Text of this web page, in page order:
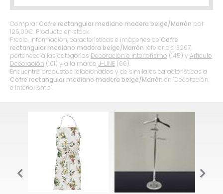
Comprar Cofre rectangular mediano madera beige/Marrón por
125,00€. Producto en stock.
Precio, información, características e imágenes de Cofre
rectangular mediano madera beige/Marrón referencia 3207,
pertenece a las categorías Decoración e Interiorismo (145) y Artículo
Decoración (101) y a la marca J-LINE (66).
Encuentra productos relacionados y de similares características a
Cofre rectangular mediano madera beige/Marrón en "Decoración
e Interiorismo".